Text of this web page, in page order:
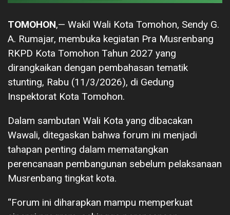
TOMOHON,— Wakil Wali Kota Tomohon, Sendy G.
A. Rumajar, membuka kegiatan Pra Musrenbang
RKPD Kota Tomohon Tahun 2027 yang
dirangkaikan dengan pembahasan tematik
stunting, Rabu (11/3/2026), di Gedung
Inspektorat Kota Tomohon.
Dalam sambutan Wali Kota yang dibacakan
Wawali, ditegaskan bahwa forum ini menjadi
tahapan penting dalam mematangkan
perencanaan pembangunan sebelum pelaksanaan
Musrenbang tingkat kota.
“Forum ini diharapkan mampu memperkuat